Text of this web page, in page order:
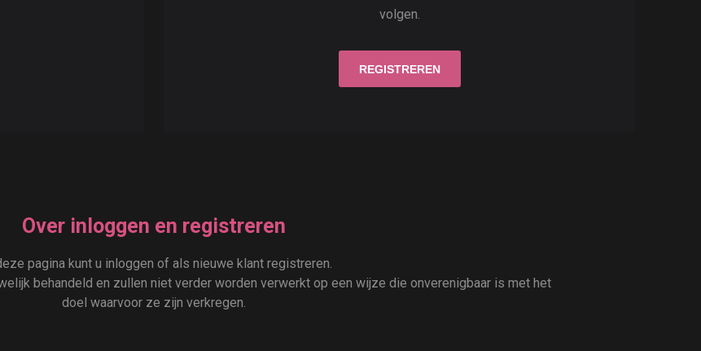
volgen.
Over inloggen en registreren
pagina kunt u inloggen of als nieuwe klant registreren.
behandeld en zullen niet verder worden verwerkt op een wijze die onverenigbaar is met het
doel waarvoor ze zijn verkregen.